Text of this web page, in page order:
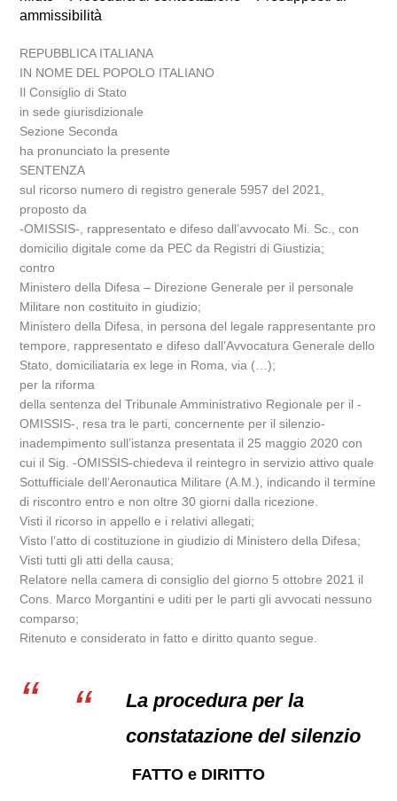
ammissibilità
REPUBBLICA ITALIANA
IN NOME DEL POPOLO ITALIANO
Il Consiglio di Stato
in sede giurisdizionale
Sezione Seconda
ha pronunciato la presente
SENTENZA
sul ricorso numero di registro generale 5957 del 2021,
proposto da
-OMISSIS-, rappresentato e difeso dall’avvocato Mi. Sc., con
domicilio digitale come da PEC da Registri di Giustizia;
contro
Ministero della Difesa – Direzione Generale per il personale
Militare non costituito in giudizio;
Ministero della Difesa, in persona del legale rappresentante pro
tempore, rappresentato e difeso dall’Avvocatura Generale dello
Stato, domiciliataria ex lege in Roma, via (…);
per la riforma
della sentenza del Tribunale Amministrativo Regionale per il -
OMISSIS-, resa tra le parti, concernente per il silenzio-
inadempimento sull’istanza presentata il 25 maggio 2020 con
cui il Sig. -OMISSIS-chiedeva il reintegro in servizio attivo quale
Sottufficiale dell’Aeronautica Militare (A.M.), indicando il termine
di riscontro entro e non oltre 30 giorni dalla ricezione.
Visti il ricorso in appello e i relativi allegati;
Visto l’atto di costituzione in giudizio di Ministero della Difesa;
Visti tutti gli atti della causa;
Relatore nella camera di consiglio del giorno 5 ottobre 2021 il
Cons. Marco Morgantini e uditi per le parti gli avvocati nessuno
comparso;
Ritenuto e considerato in fatto e diritto quanto segue.
La procedura per la
constatazione del silenzio
FATTO e DIRITTO